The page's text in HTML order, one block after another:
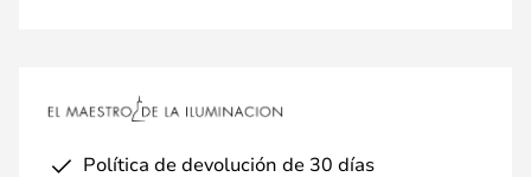
Política de devolución de 30 días